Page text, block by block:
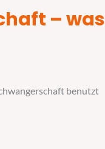
– was
benutzt